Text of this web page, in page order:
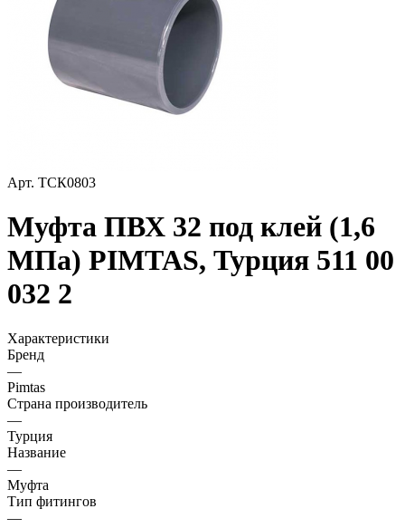
Арт. ТСК0803
Муфта ПВХ 32 под клей (1,6
МПа) PIMTAS, Турция 511 00
032 2
Характеристики
Бренд
—
Pimtas
Страна производитель
—
Турция
Название
—
Муфта
Тип фитингов
—